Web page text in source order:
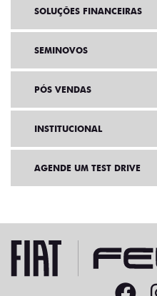
SOLUÇÕES FINANCEIRAS
SEMINOVOS
PÓS VENDAS
INSTITUCIONAL
AGENDE UM TEST DRIVE